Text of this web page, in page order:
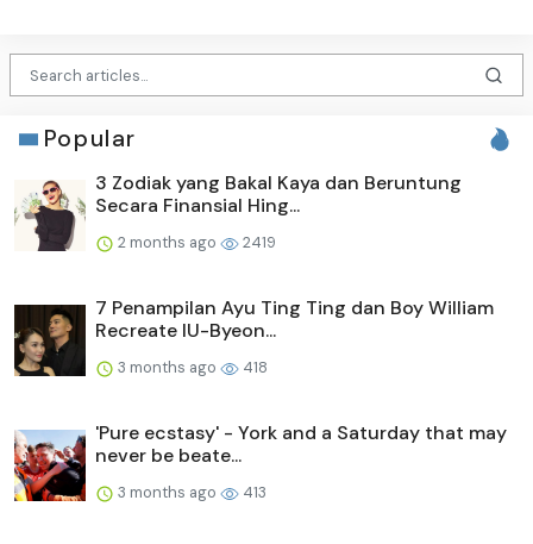
Popular
3 Zodiak yang Bakal Kaya dan Beruntung
Secara Finansial Hing...
2 months ago 2419
7 Penampilan Ayu Ting Ting dan Boy William
Recreate IU-Byeon...
3 months ago 418
'Pure ecstasy' - York and a Saturday that may
never be beate...
3 months ago 413